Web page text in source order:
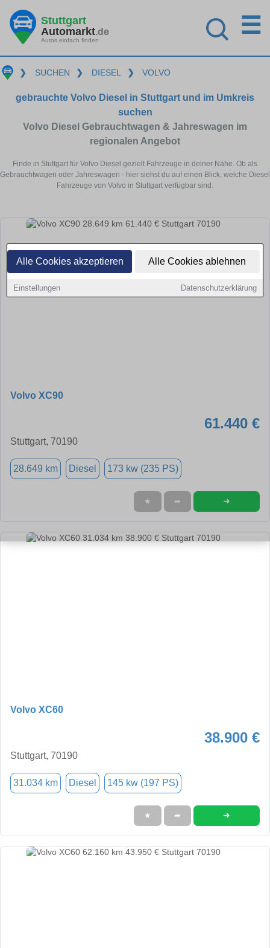
Alle Cookies akzeptieren Alle Cookies ablehnen
Einstellungen Datenschutzerklärung
Stuttgart
Automarkt.de
Autos einfach finden
☰
❯ SUCHEN ❯ DIESEL ❯ VOLVO
gebrauchte Volvo Diesel in Stuttgart und im Umkreis
suchen
Volvo Diesel Gebrauchtwagen & Jahreswagen im
regionalen Angebot
Finde in Stuttgart für Volvo Diesel gezielt Fahrzeuge in deiner Nähe. Ob als
Gebrauchtwagen oder Jahreswagen - hier siehst du auf einen Blick, welche Diesel
Fahrzeuge von Volvo in Stuttgart verfügbar sind.
Volvo XC90
61.440 €
Stuttgart, 70190
28.649 km Diesel 173 kw (235 PS)
★ ➦ ➜
Volvo XC60
38.900 €
Stuttgart, 70190
31.034 km Diesel 145 kw (197 PS)
★ ➦ ➜